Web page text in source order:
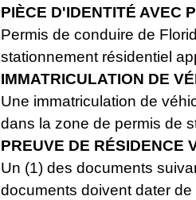
PIÈCE D'IDENTITÉ AVEC
Permis de conduire de
stationnement résidentiel
IMMATRICULATION DE
Une immatriculation de
dans la zone de permis de
PREUVE DE RÉSIDENCE
Un (1) des documents
documents doivent dater